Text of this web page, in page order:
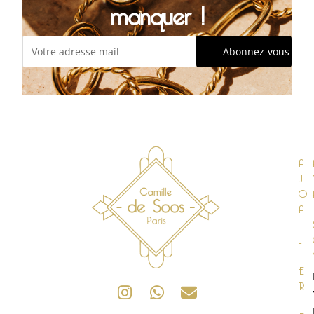
manquer !
L
A
J
O
A
I
L
L
E
R
I
I
’